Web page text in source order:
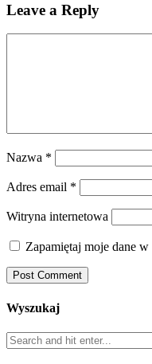
Leave a Reply
Nazwa *
Adres email *
Witryna internetowa
Zapamiętaj moje dane
Wyszukaj